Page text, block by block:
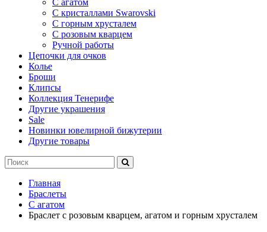
С агатом
С кристаллами Swarovski
С горным хрусталем
С розовым кварцем
Ручной работы
Цепочки для очков
Колье
Броши
Клипсы
Коллекция Тенерифе
Другие украшения
Sale
Новинки ювелирной бижутерии
Другие товары
Главная
Браслеты
С агатом
Браслет с розовым кварцем, агатом и горным хрусталем